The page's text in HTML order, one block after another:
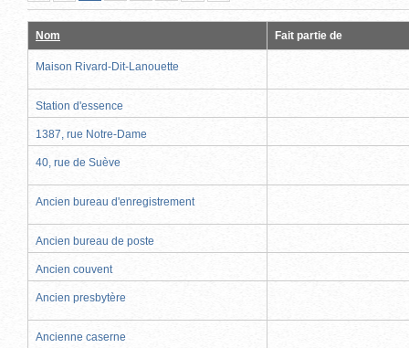
pageprécédente
actuelle)
suivante
page
Nom Fait partie de
Maison Rivard-Dit-Lanouette
Station d'essence
1387, rue Notre-Dame
40, rue de Suève
Ancien bureau d'enregistrement
Ancien bureau de poste
Ancien couvent
Ancien presbytère
Ancienne caserne